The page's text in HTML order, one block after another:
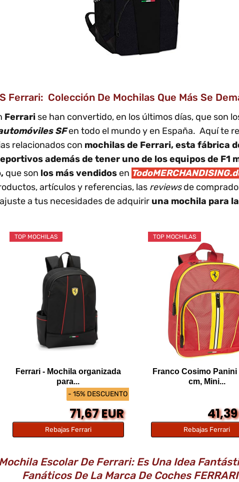
Ferrari: Colección De Mochilas Que Más Se
Ferrari se han convertido, en los últimos días, que son
SFen todo el mundo y en España. Aquí te
relacionados con mochilas de Ferrari, esta fábrica
además de tener uno de los equipos de F1
que son los más vendidosen
artículos y referencias, las reviewsde
a tus necesidades de adquirir una mochila para
- 15% DESCUENTO
TOP MOCHILAS
Ferrari - Mochila organizada
para...
71,67 EUR
Rebajas Ferrari
TOP MOCHILAS
Franco Cosimo Panini
cm, Mini...
Rebajas Ferrari
Escolar De Ferrari: Es Una Idea
Fanáticos De La Marca De Coches FERRARI